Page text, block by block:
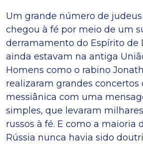
Um grande número de
chegou à fé por meio de um
derramamento do Espírito de
ainda estavam na antiga
Homens como o rabino
realizaram grandes concertos
messiânica com uma
simples, que levaram
russos à fé. E como a maioria
Rússia nunca havia sido